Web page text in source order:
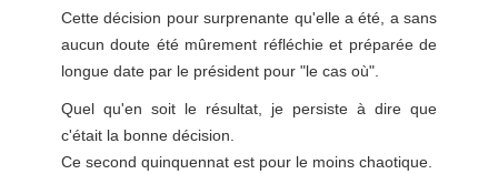
Cette décision pour surprenante qu'elle a été, a sans
aucun doute été mûrement réfléchie et préparée de
longue date par le président pour "le cas où".
Quel qu'en soit le résultat, je persiste à dire que
c'était la bonne décision.
Ce second quinquennat est pour le moins chaotique.